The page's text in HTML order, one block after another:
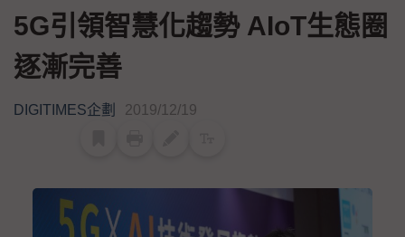
5G引領智慧化趨勢 AIoT生態圈
逐漸完善
DIGITIMES企劃 2019/12/19